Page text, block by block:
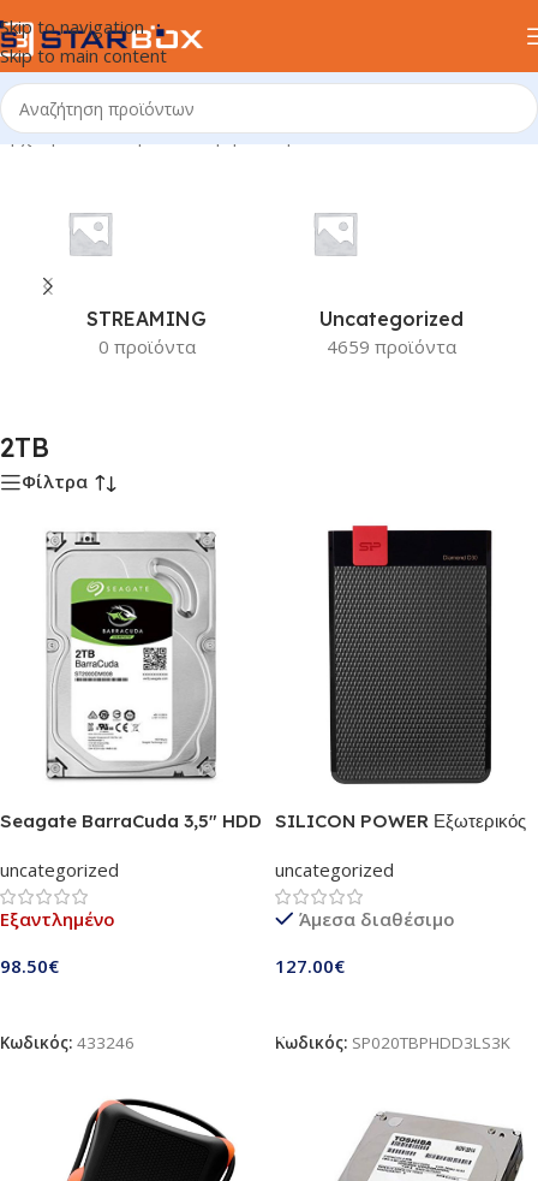
Skip to navigation
Skip to main content
Αρχική σελίδα/Προϊόν Χωρητικότητα/2TB
STREAMING
0 προϊόντα
Uncategorized
4659 προϊόντα
2TB
Φίλτρα
Seagate BarraCuda 3,5″ HDD
uncategorized
Εξαντλημένο
98.50€
Κωδικός: 433246
SILICON POWER Εξωτερικός
USB 3.1, Black
uncategorized
Άμεσα διαθέσιμο
127.00€
Κωδικός: SP020TBPHDD3LS3K